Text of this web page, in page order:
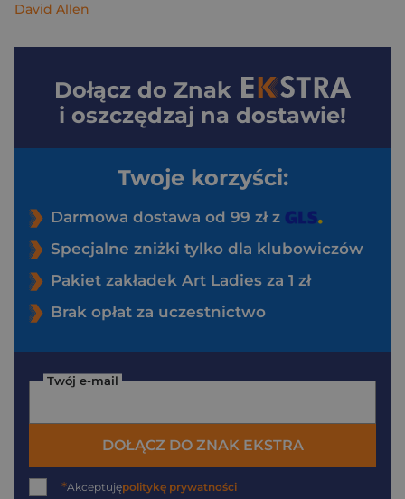
David Allen
Dołącz do Znak
i oszczędzaj na dostawie!
Twoje korzyści:
Darmowa dostawa od 99 zł z
Specjalne zniżki tylko dla klubowiczów
Pakiet zakładek Art Ladies za 1 zł
Brak opłat za uczestnictwo
Twój e-mail
DOŁĄCZ DO ZNAK EKSTRA
*Akceptujępolitykę prywatności